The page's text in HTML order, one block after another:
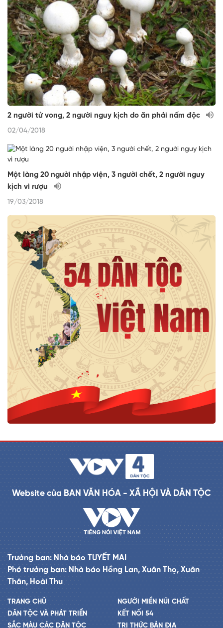
2 người tử vong, 2 người nguy kịch do ăn phải nấm độc
02/04/2018
Một làng 20 người nhập viện, 3 người chết, 2 người nguy
kịch vì rượu
19/03/2018
Website của BAN VĂN HÓA - XÃ HỘI VÀ DÂN TỘC
Trưởng ban: Nhà báo TUYẾT MAI
Phó trưởng ban: Nhà báo Hồng Lan, Xuân Thọ, Xuân
Thân, Hoài Thu
TRANG CHỦ
DÂN TỘC VÀ PHÁT TRIỂN
SẮC MÀU CÁC DÂN TỘC
NGƯỜI MIỀN NÚI CHẤT
KẾT NỐI 54
TRI THỨC BẢN ĐỊA